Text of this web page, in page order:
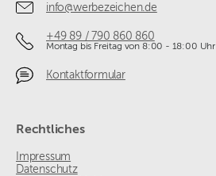
info@werbezeichen.de
+49 89 / 790 860 860
Montag bis Freitag von 8:00 - 18:00 Uhr
Kontaktformular
Rechtliches
Impressum
Datenschutz